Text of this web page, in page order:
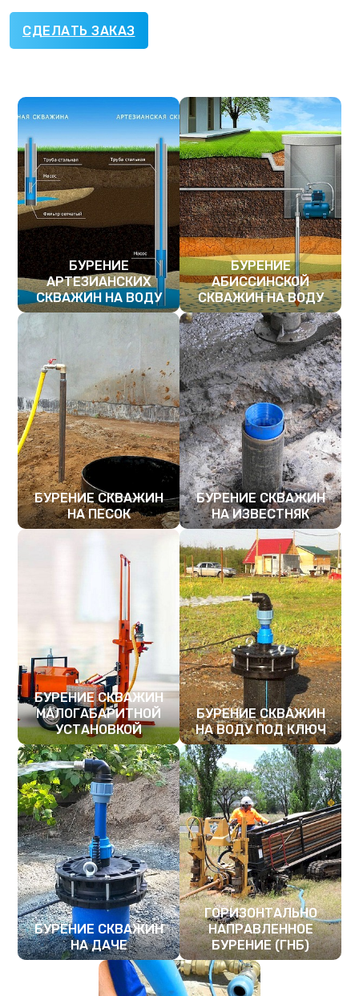
СДЕЛАТЬ ЗАКАЗ
БУРЕНИЕ
АРТЕЗИАНСКИХ
СКВАЖИН НА ВОДУ
БУРЕНИЕ
АБИССИНСКОЙ
СКВАЖИН НА ВОДУ
ПОДРОБНЕЕ
БУРЕНИЕ СКВАЖИН
НА ПЕСОК
БУРЕНИЕ СКВАЖИН
НА ИЗВЕСТНЯК
ПОДРОБНЕЕ
БУРЕНИЕ СКВАЖИН
МАЛОГАБАРИТНОЙ
УСТАНОВКОЙ
ПОДРОБНЕЕ
БУРЕНИЕ СКВАЖИН
НА ВОДУ ПОД КЛЮЧ
ПОДРОБНЕЕ
БУРЕНИЕ СКВАЖИН
НА ДАЧЕ
ГОРИЗОНТАЛЬНО
НАПРАВЛЕННОЕ
БУРЕНИЕ (ГНБ)
ПОДРОБНЕЕ